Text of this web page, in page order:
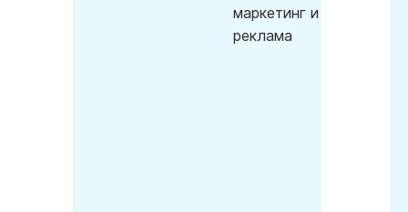
маркетинг и
реклама